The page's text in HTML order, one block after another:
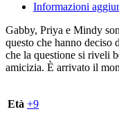
squadra.
sitter.
Vol.
1
quantità
Informazioni
Gabby, Priya e Mindy
questo che hanno deciso
che la questione si riveli
amicizia. È arrivato il
Età +9